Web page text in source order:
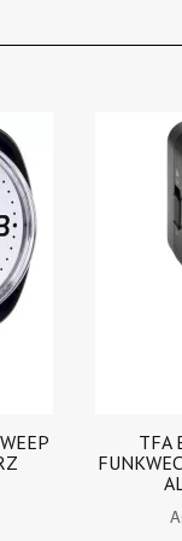
+ 2
TFA